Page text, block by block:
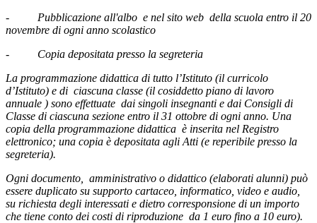
- Pubblicazione all'albo e nel sito web della scuola entro il 20
novembre di ogni anno scolastico
- Copia depositata presso la segreteria
La programmazione didattica di tutto l’Istituto (il curricolo
d’Istituto) e di ciascuna classe (il cosiddetto piano di lavoro
annuale ) sono effettuate dai singoli insegnanti e dai Consigli di
Classe di ciascuna sezione entro il 31 ottobre di ogni anno. Una
copia della programmazione didattica è inserita nel Registro
elettronico; una copia è depositata agli Atti (e reperibile presso la
segreteria).
Ogni documento, amministrativo o didattico (elaborati alunni) può
essere duplicato su supporto cartaceo, informatico, video e audio,
su richiesta degli interessati e dietro corresponsione di un importo
che tiene conto dei costi di riproduzione da 1 euro fino a 10 euro).